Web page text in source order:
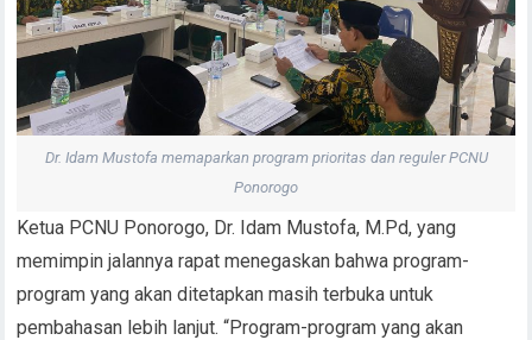
Dr. Idam Mustofa memaparkan program prioritas dan reguler PCNU
Ponorogo
Ketua PCNU Ponorogo, Dr. Idam Mustofa, M.Pd, yang
memimpin jalannya rapat menegaskan bahwa program-
program yang akan ditetapkan masih terbuka untuk
pembahasan lebih lanjut. “Program-program yang akan